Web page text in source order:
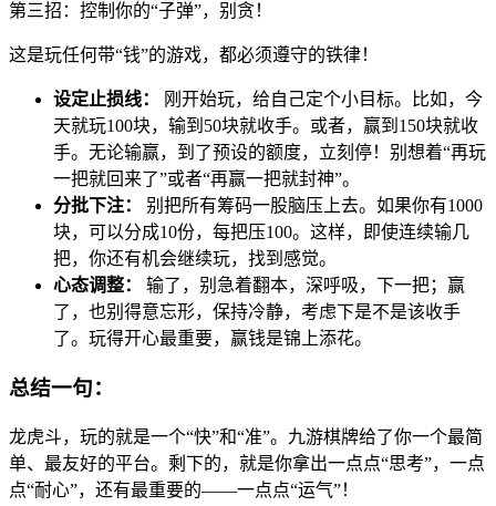
第三招：控制你的“子弹”，别贪！
这是玩任何带“钱”的游戏，都必须遵守的铁律！
设定止损线：
刚开始玩，给自己定个小目标。比如，今
天就玩100块，输到50块就收手。或者，赢到150块就收
手。无论输赢，到了预设的额度，立刻停！别想着“再玩
一把就回来了”或者“再赢一把就封神”。
分批下注：
别把所有筹码一股脑压上去。如果你有1000
块，可以分成10份，每把压100。这样，即使连续输几
把，你还有机会继续玩，找到感觉。
心态调整：
输了，别急着翻本，深呼吸，下一把；赢
了，也别得意忘形，保持冷静，考虑下是不是该收手
了。玩得开心最重要，赢钱是锦上添花。
总结一句：
龙虎斗，玩的就是一个“快”和“准”。九游棋牌给了你一个最简
单、最友好的平台。剩下的，就是你拿出一点点“思考”，一点
点“耐心”，还有最重要的——一点点“运气”！